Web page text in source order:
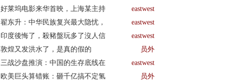
好莱坞电影来华首映，上海某主持 eastwest
翟东升：中华民族复兴最大隐忧， eastwest
印度後悔了，殺豬盤玩多了沒人信 eastwest
敦煌又发洪水了，是真的假的 员外
三战沙盘推演：中国的生存底线在 eastwest
欧美巨头算错账：砸千亿搞不定氢 员外